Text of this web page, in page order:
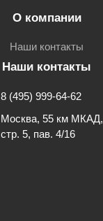
О компании
Наши контакты
Наши контакты
8 (495) 999-64-62
Москва, 55 км МКАД,
стр. 5, пав. 4/16